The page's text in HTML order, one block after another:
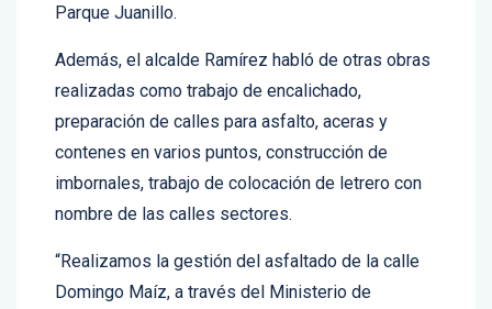
Parque Juanillo.
Además, el alcalde Ramírez habló de otras obras
realizadas como trabajo de encalichado,
preparación de calles para asfalto, aceras y
contenes en varios puntos, construcción de
imbornales, trabajo de colocación de letrero con
nombre de las calles sectores.
“Realizamos la gestión del asfaltado de la calle
Domingo Maíz, a través del Ministerio de